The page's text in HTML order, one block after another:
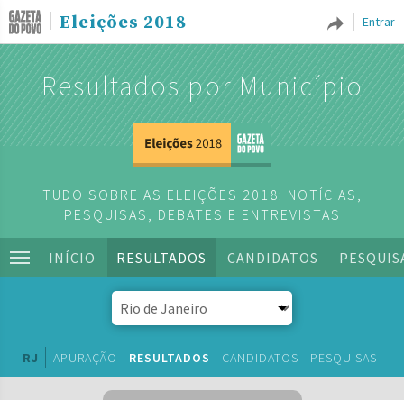
Entrar
Eleições 2018
Resultados por Município
TUDO SOBRE AS ELEIÇÕES 2018: NOTÍCIAS,
PESQUISAS, DEBATES E ENTREVISTAS
INÍCIO RESULTADOS CANDIDATOS
RJ APURAÇÃO RESULTADOS CANDIDATOS PESQUISAS